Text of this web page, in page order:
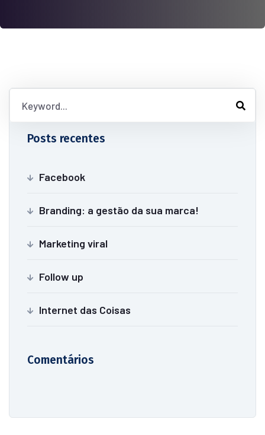
Posts recentes
Facebook
Branding: a gestão da sua marca!
Marketing viral
Follow up
Internet das Coisas
Comentários